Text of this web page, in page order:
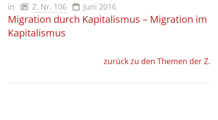
in
Z. Nr. 106 Juni 2016
Migration durch Kapitalismus – Migration im
Kapitalismus
zurück zu den Themen der Z.